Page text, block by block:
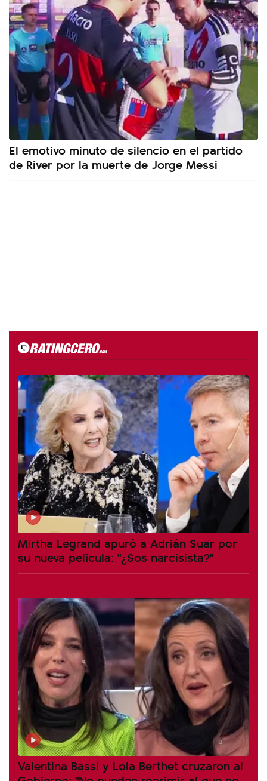
El emotivo minuto de silencio en el partido
de River por la muerte de Jorge Messi
Mirtha Legrand apuró a Adrián Suar por
su nueva película: "¿Sos narcisista?"
Valentina Bassi y Lola Berthet cruzaron al